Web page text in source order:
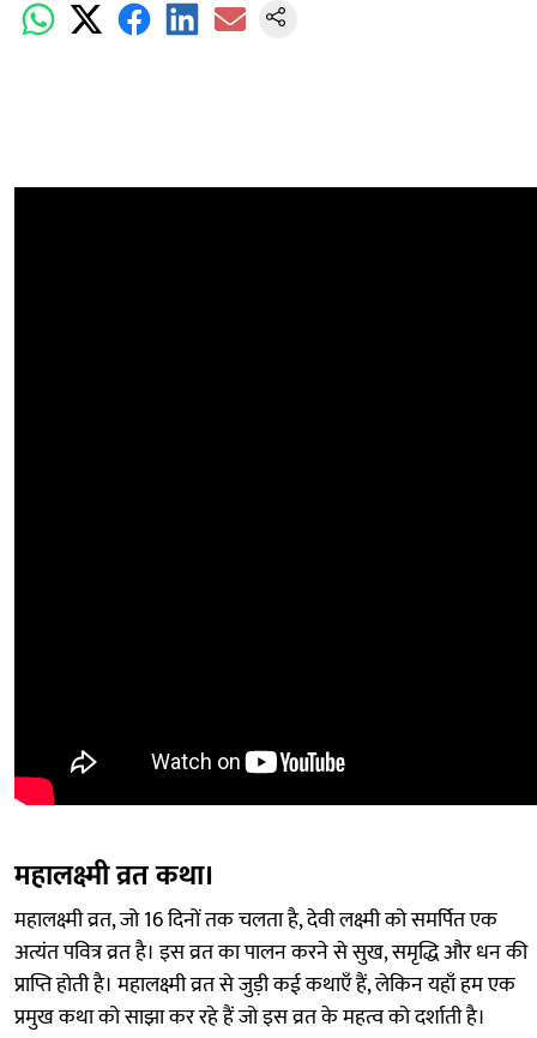
महालक्ष्मी व्रत कथा।
महालक्ष्मी व्रत, जो 16 दिनों तक चलता है, देवी लक्ष्मी को समर्पित एक
अत्यंत पवित्र व्रत है। इस व्रत का पालन करने से सुख, समृद्धि और धन की
प्राप्ति होती है। महालक्ष्मी व्रत से जुड़ी कई कथाएँ हैं, लेकिन यहाँ हम एक
प्रमुख कथा को साझा कर रहे हैं जो इस व्रत के महत्व को दर्शाती है।